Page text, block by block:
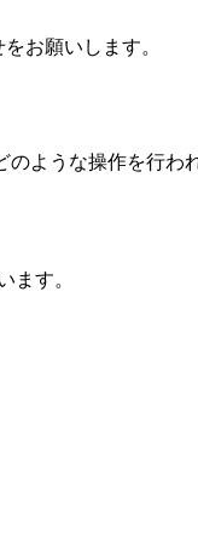
お願いします。
ような操作を行わ
ます。